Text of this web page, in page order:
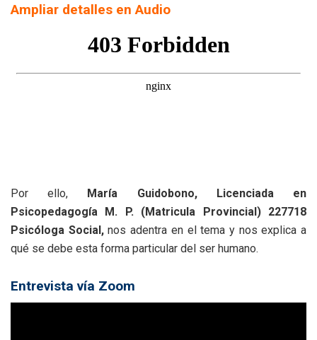
Ampliar detalles en Audio
Por ello,
María Guidobono, Licenciada en
Psicopedagogía M. P. (Matricula Provincial) 227718
Psicóloga Social,nos adentra en el tema y nos explica a
qué se debe esta forma particular del ser humano.
Entrevista vía Zoom